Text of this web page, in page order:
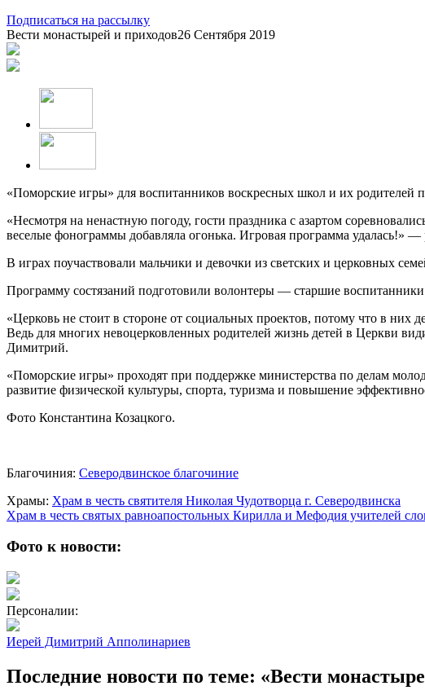
Подписаться на рассылку
Вести монастырей и приходов26 Сентября 2019
«Поморские игры» для воспитанников воскресных школ и их
«Несмотря на ненастную погоду, гости праздника с азартом
веселые фонограммы добавляла огонька. Игровая программа удалась!»
В играх поучаствовали мальчики и девочки из светских и церковных
Программу состязаний подготовили волонтеры — старшие
«Церковь не стоит в стороне от социальных проектов, потому что в
Ведь для многих невоцерковленных родителей жизнь детей в Церкви
Димитрий.
«Поморские игры» проходят при поддержке министерства по делам
развитие физической культуры, спорта, туризма и повышение
Фото Константина Козацкого.
Благочиния: Северодвинское благочиние
Храмы: Храм в честь святителя Николая Чудотворца г. Северодвинска
Храм в честь святых равноапостольных Кирилла и Мефодия учителей
Фото к новости:
Персоналии:
Иерей Димитрий Апполинариев
Последние новости по теме: «Вести